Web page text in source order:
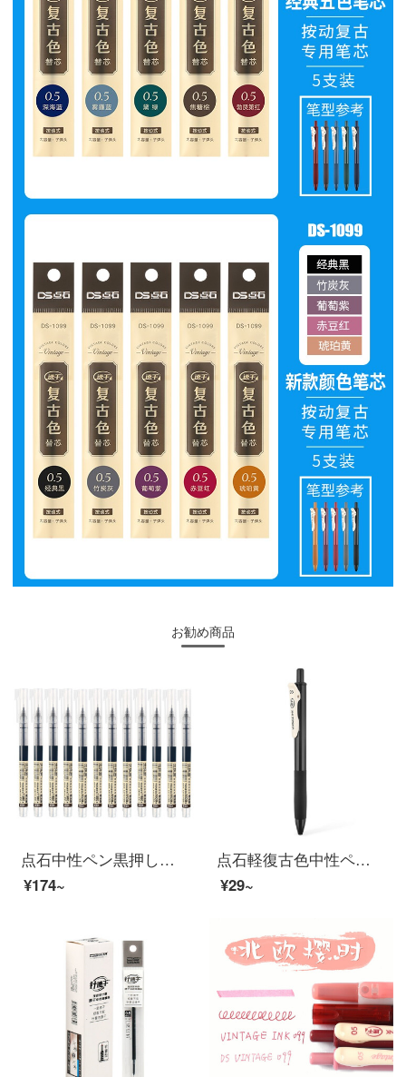
お勧め商品
点石中性ペン黒押し式速乾学生用ペン0.5/0.38署名ペン作業試験専用ペン全針管手帳オフィス文房具ソフトグリップゴム指間優しいDS-904*12本セット（黒）
¥174~
点石軽復古色中性ペンセット0.5 mm執務学生用カラー創意署名ペン速乾水筆全針管炭素試験単本装DS-099*1本装（経典黒）
¥29~